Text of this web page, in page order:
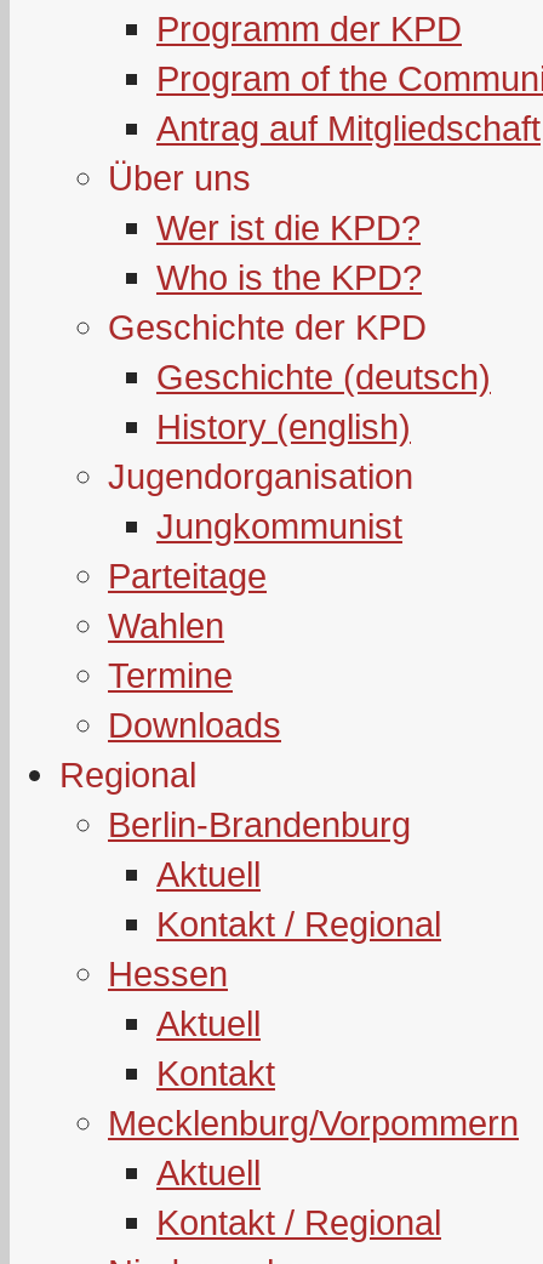
Programm der KPD
Program of the
Antrag auf Mitgliedschaft
Über uns
Wer ist die KPD?
Who is the KPD?
Geschichte der KPD
Geschichte (deutsch)
History (english)
Jugendorganisation
Jungkommunist
Parteitage
Wahlen
Termine
Downloads
Regional
Berlin-Brandenburg
Aktuell
Kontakt / Regional
Hessen
Aktuell
Kontakt
Mecklenburg/Vorpommern
Aktuell
Kontakt / Regional